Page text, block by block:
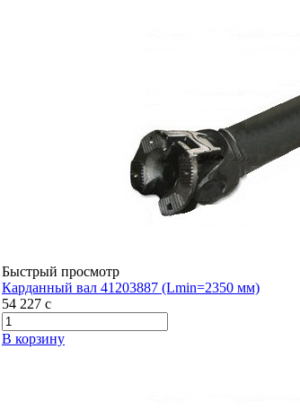
Быстрый просмотр
Карданный вал 41203887 (Lmin=2350 мм)
54 227 c
В корзину